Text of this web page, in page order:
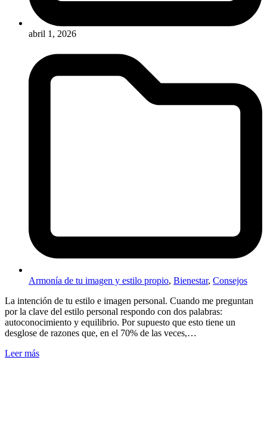
abril 1, 2026
Armonía de tu imagen y estilo propio, Bienestar, Consejos
La intención de tu estilo e imagen personal. Cuando me preguntan
por la clave del estilo personal respondo con dos palabras:
autoconocimiento y equilibrio. Por supuesto que esto tiene un
desglose de razones que, en el 70% de las veces,…
Leer más